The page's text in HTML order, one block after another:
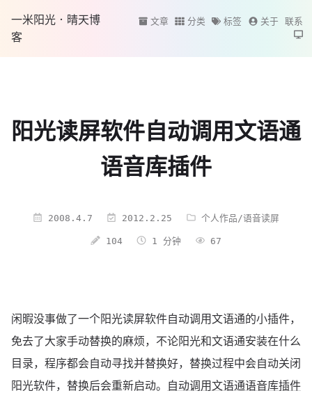
一米阳光·晴天博
客
文章 分类 标签 关于 联系
阳光读屏软件自动调用文语通
语音库插件
2008.4.7 2012.2.25 个人作品/语音读屏
104 1 分钟 67
闲暇没事做了一个阳光读屏软件自动调用文语通的小插件，
免去了大家手动替换的麻烦，不论阳光和文语通安装在什么
目录，程序都会自动寻找并替换好，替换过程中会自动关闭
阳光软件，替换后会重新启动。
自动调用文语通语音库插件